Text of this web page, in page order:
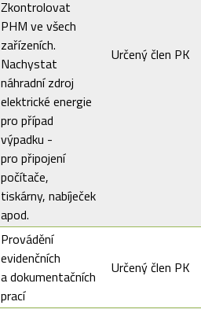
Zkontrolovat
PHM ve všech
zařízeních.
Nachystat
náhradní zdroj
elektrické energie
pro případ
výpadku -
pro připojení
počítače,
tiskárny, nabíječek
apod.
Určený člen PK
Provádění
evidenčních
a dokumentačních
prací
Určený člen PK